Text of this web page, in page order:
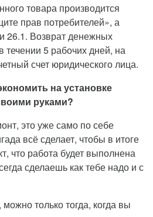
товара производится
прав потребителей», а
26.1. Возврат денежных
течении 5 рабочих дней, на
счет юридического лица.
на установке
руками?
это уже само по себе
всё сделает, чтобы в итоге
что работа будет выполнена
сделаешь как тебе надо и с
только тогда, когда вы